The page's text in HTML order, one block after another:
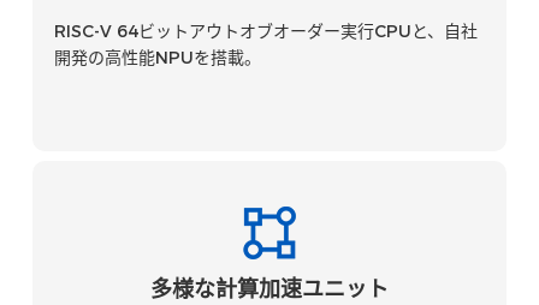
RISC-V 64ビットアウトオブオーダー実行CPUと、自社
開発の高性能NPUを搭載。
多様な計算加速ユニット